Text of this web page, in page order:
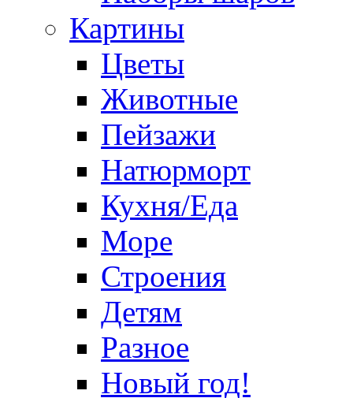
Картины
Цветы
Животные
Пейзажи
Натюрморт
Кухня/Еда
Море
Строения
Детям
Разное
Новый год!